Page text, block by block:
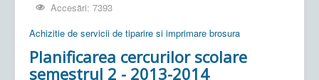
Accesări: 7393
Achizitie de servicii de tiparire si imprimare brosura
Planificarea cercurilor scolare
semestrul 2 - 2013-2014